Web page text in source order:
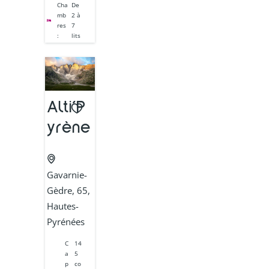
Cha
mb
res
:
De
2 à
7
lits
Alti’P
yrène
Gavarnie-
Gèdre, 65,
Hautes-
Pyrénées
C
a
p
14
5
co